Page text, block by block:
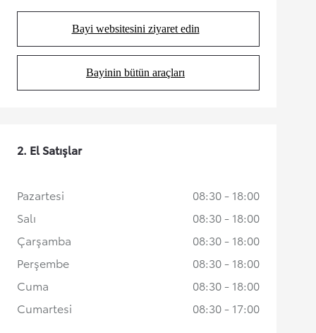
Bayi websitesini ziyaret edin
(Opens in new tab)
Bayinin bütün araçları
(Opens in new tab)
2. El Satışlar
Pazartesi
08:30 - 18:00
Salı
08:30 - 18:00
Çarşamba
08:30 - 18:00
Perşembe
08:30 - 18:00
Cuma
08:30 - 18:00
Cumartesi
08:30 - 17:00